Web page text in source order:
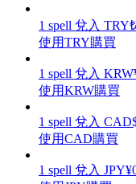
機槍池
1 spell 兌入 TRY₺
使用TRY購買
1 spell 兌入 KRW
使用KRW購買
1 spell 兌入 CAD
使用CAD購買
1 spell 兌入 JPY¥